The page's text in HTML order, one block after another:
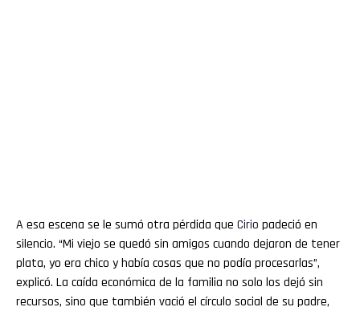
A esa escena se le sumó otra pérdida que Cirio padeció en
silencio. “Mi viejo se quedó sin amigos cuando dejaron de tener
plata, yo era chico y había cosas que no podía procesarlas”,
explicó. La caída económica de la familia no solo los dejó sin
recursos, sino que también vació el círculo social de su padre,